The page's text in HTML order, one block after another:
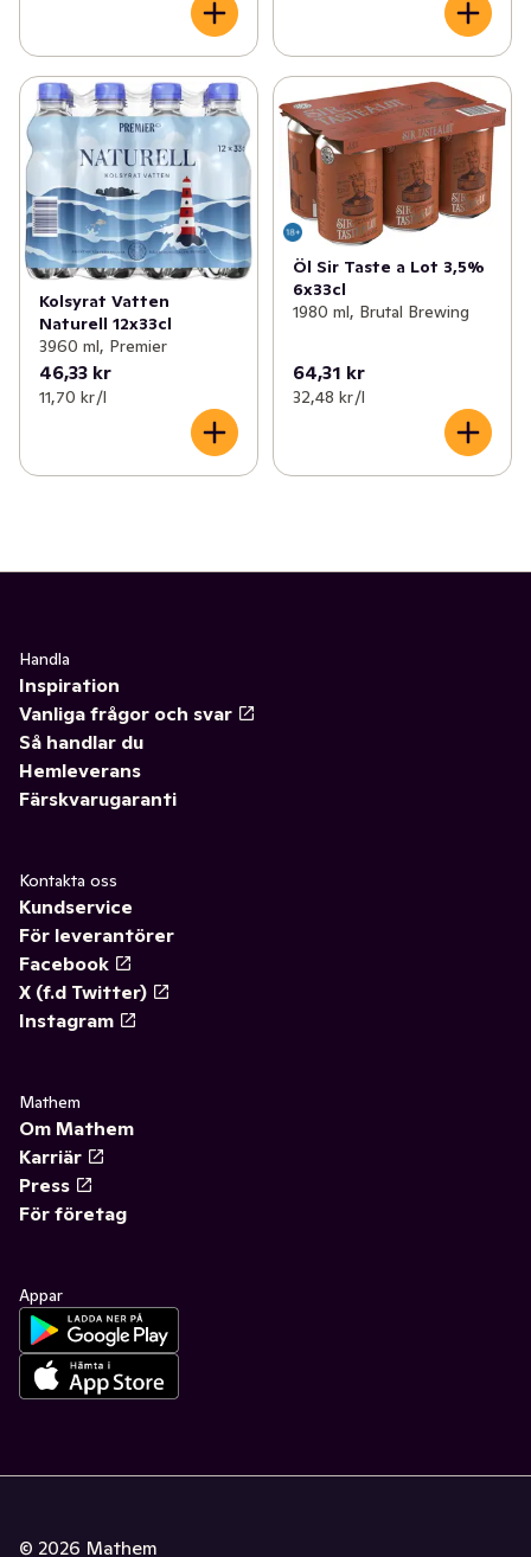
Kolsyrat Vatten
Naturell 12x33cl
3960 ml, Premier
46,33 kr
11,70 kr /l
Öl Sir Taste a Lot 3,5%
6x33cl
1980 ml, Brutal Brewing
64,31 kr
32,48 kr /l
Handla
Inspiration
Vanliga frågor och svar
Så handlar du
Hemleverans
Färskvarugaranti
Kontakta oss
Kundservice
För leverantörer
Facebook
X (f.d Twitter)
Instagram
Mathem
Om Mathem
Karriär
Press
För företag
Appar
© 2026 Mathem